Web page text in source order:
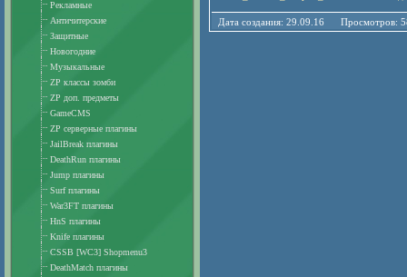
Дата создания: 29.09.16 Просмотров:
Рекламные
Античитерские
Защитные
Новогодние
Музыкальные
ZP классы зомби
ZP доп. предметы
GameCMS
ZP серверные плагины
JailBreak плагины
DeathRun плагины
Jump плагины
Surf плагины
War3FT плагины
HnS плагины
Knife плагины
CSSB [WC3] Shopmenu3
DeathMatch плагины